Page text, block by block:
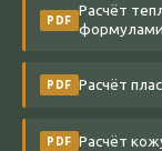
PDF
Расчёт
формулами
PDF Расчёт
PDF Расчёт